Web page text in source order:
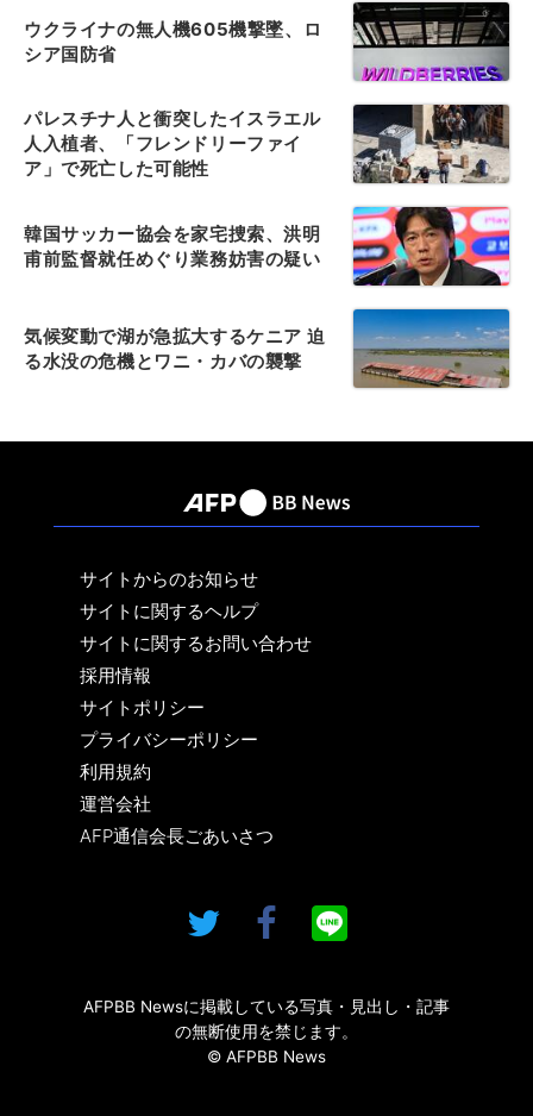
ウクライナの無人機605機撃墜、ロ
シア国防省
パレスチナ人と衝突したイスラエル
人入植者、「フレンドリーファイ
ア」で死亡した可能性
韓国サッカー協会を家宅捜索、洪明
甫前監督就任めぐり業務妨害の疑い
気候変動で湖が急拡大するケニア 迫
る水没の危機とワニ・カバの襲撃
サイトからのお知らせ
サイトに関するヘルプ
サイトに関するお問い合わせ
採用情報
サイトポリシー
プライバシーポリシー
利用規約
運営会社
AFP通信会長ごあいさつ
AFPBB Newsに掲載している写真・見出し・記事
の無断使用を禁じます。
© AFPBB News